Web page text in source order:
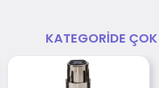
KATEGORIDE